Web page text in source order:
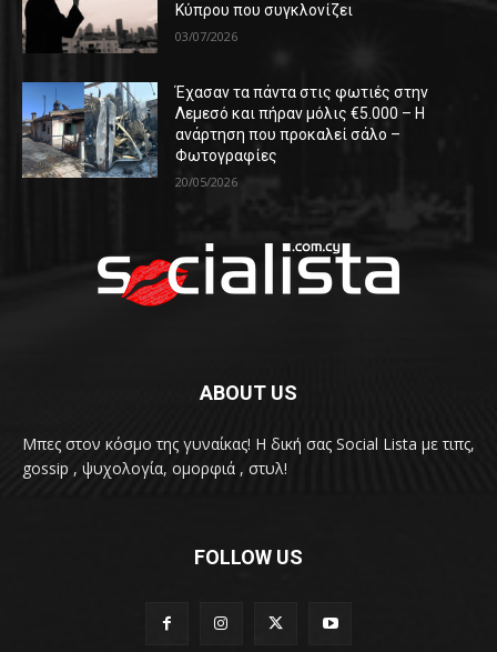
Κύπρου που συγκλονίζει
03/07/2026
Έχασαν τα πάντα στις φωτιές στην
Λεμεσό και πήραν μόλις €5.000 – Η
ανάρτηση που προκαλεί σάλο –
Φωτογραφίες
20/05/2026
ABOUT US
Μπες στον κόσμο της γυναίκας! H δική σας Social Lista με τιπς,
gossip , ψυχολογία, ομορφιά , στυλ!
FOLLOW US